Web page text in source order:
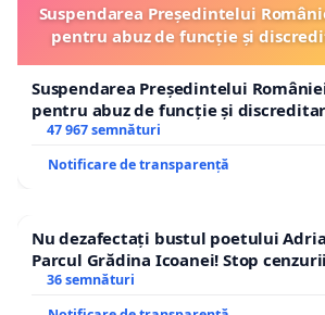
Suspendarea Președintelui
pentru abuz de funcție și
Suspendarea Președintelui
pentru abuz de funcție și
47 967 semnături
Notificare de transparență
Nu dezafectați bustul poetului
Parcul Grădina Icoanei! Stop
36 semnături